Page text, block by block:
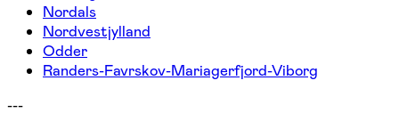
Nordals
Nordvestjylland
Odder
Randers-Favrskov-Mariagerfjord-Viborg
---